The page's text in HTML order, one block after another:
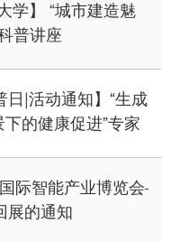
学】 “城市建造魅
普讲座
日|活动通知】“生成
的健康促进”专家
际智能产业博览会-
展的通知